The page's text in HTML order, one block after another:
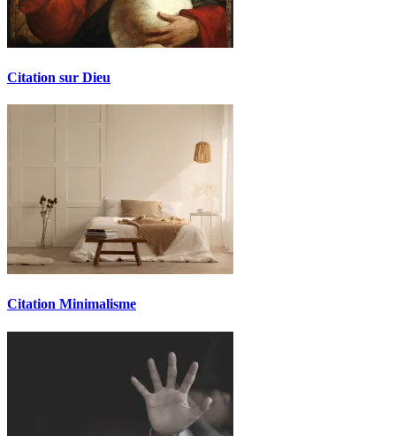
Citation sur Dieu
Citation Minimalisme